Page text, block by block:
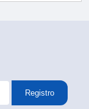
Registro